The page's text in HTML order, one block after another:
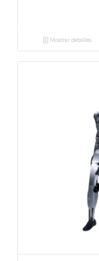
Mostrar detalles